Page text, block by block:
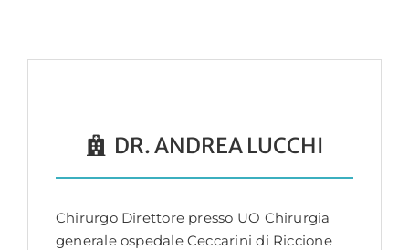
DR. ANDREA LUCCHI
Chirurgo Direttore presso UO Chirurgia
generale ospedale Ceccarini di Riccione